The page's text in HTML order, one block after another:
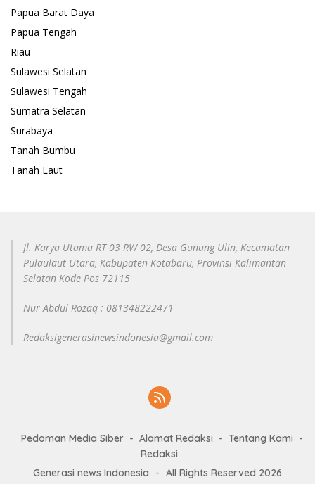
Papua Barat Daya
Papua Tengah
Riau
Sulawesi Selatan
Sulawesi Tengah
Sumatra Selatan
Surabaya
Tanah Bumbu
Tanah Laut
Jl. Karya Utama RT 03 RW 02, Desa Gunung Ulin, Kecamatan
Pulaulaut Utara, Kabupaten Kotabaru, Provinsi Kalimantan
Selatan Kode Pos 72115
Nur Abdul Rozaq : 081348222471
Redaksigenerasinewsindonesia@gmail.com
Pedoman Media Siber Alamat Redaksi
Tentang Kami
Redaksi
Generasi news Indonesia
- All Rights Reserved 2026